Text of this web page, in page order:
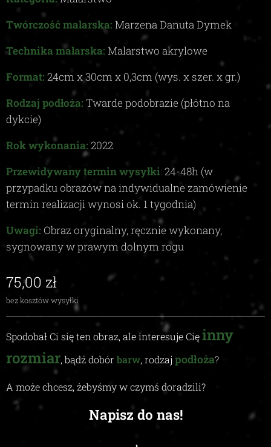
Twórczość malarska: Marzena Danuta Dymek
Technika malarska: Malarstwo akrylowe
Format: 24cm x30cm x 0,3cm (wys. x szer. x gr.)
Rodzaj podłoża: Twarde podobrazie (płótno na
dykcie)
Rok wykonania: 2022
Przewidywany termin wysyłki: 24-48h (w
przypadku obrazów na indywidualne zamówienie
termin realizacji wynosi ok. 1tygodnia)
Uwagi: Obraz oryginalny, ręcznie wykonany,
sygnowany w prawym dolnym rogu
75,00 zł
bez kosztów wysyłki
Spodobał Ci się ten obraz, ale interesuje Cięinny
rozmiar, bądź dobór barw, rodzaj podłoża?
A może chcesz, żebyśmy w czymś doradzili?
Napisz do nas!